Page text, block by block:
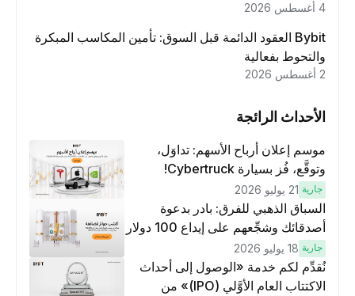
Bybit العقود الدائمة قبل السوق: تأمين المكاسب المبكرة
والتحوط بفعالية
الأحداث الرائجة
موسم إعلان أرباح الأسهم: تداوَل،
وتوقَّع، فُز بسيارة Cybertruck!
جارية 21 يوليو 2026
السباق الذهبي للفرق: بادر بدعوة
أصدقائك وشجِّعهم على إيداع 100 دولار
لكسَب مكافآت مُضاعَفة
جارية 18 يوليو 2026
نُقدِّم لكم خدمة «الوصول إلى أحداث
الاكتتاب العام الأوَّلي (IPO)» من